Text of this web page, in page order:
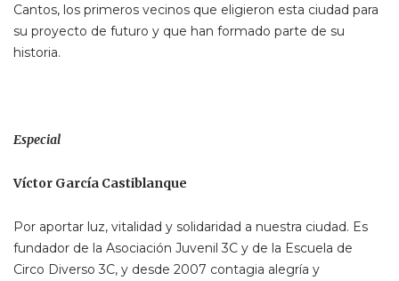
Cantos, los primeros vecinos que eligieron esta ciudad para
su proyecto de futuro y que han formado parte de su
historia.
Especial
Víctor García Castiblanque
Por aportar luz, vitalidad y solidaridad a nuestra ciudad. Es
fundador de la Asociación Juvenil 3C y de la Escuela de
Circo Diverso 3C, y desde 2007 contagia alegría y